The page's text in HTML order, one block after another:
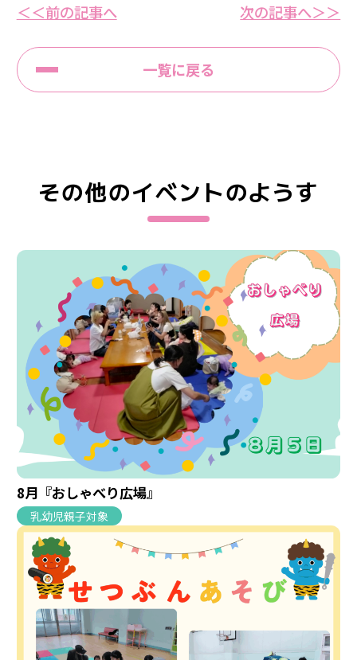
＜＜前の記事へ
一覧に戻る
次の記事へ＞＞
その他のイベントのようす
8月『おしゃべり広場』
乳幼児親子対象